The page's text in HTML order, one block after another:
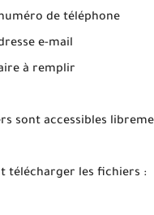
de téléphone
e-mail
à remplir
sont accessibles
télécharger les fichiers :